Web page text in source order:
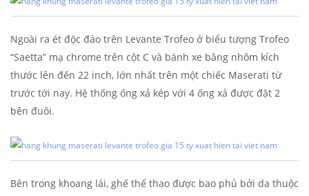
Ngoài ra ét độc đáo trên Levante Trofeo ở biểu tượng Trofeo
“Saetta” mạ chrome trên cột C và bánh xe bằng nhôm kích
thước lên đến 22 inch, lớn nhất trên một chiếc Maserati từ
trước tới nay. Hệ thống ống xả kép với 4 ống xả được đặt 2
bên đuôi.
Bên trong khoang lái, ghế thể thao được bao phủ bởi da thuộc